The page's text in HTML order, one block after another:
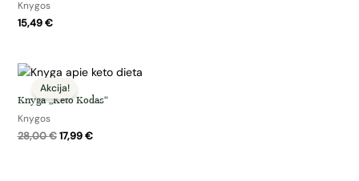
Knygos
15,49€
Knyga „Keto Kodas“
Knygos
28,00€
Original
price
was:
28,00 €.
17,99€
Current
price
is:
17,99 €.